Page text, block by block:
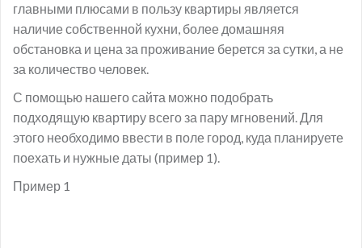
главными плюсами в пользу квартиры является
наличие собственной кухни, более домашняя
обстановка и цена за проживание берется за сутки, а не
за количество человек.
С помощью нашего сайта можно подобрать
подходящую квартиру всего за пару мгновений. Для
этого необходимо ввести в поле город, куда планируете
поехать и нужные даты (пример 1).
Пример 1